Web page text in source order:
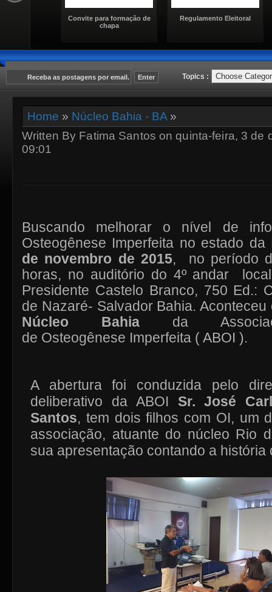
Convite para formação de
chapa
Regulamento Eleitoral
Topics :
Home » Núcleo Bahia - BA »
Written By Fatima Santos on quinta-feira, 3 de
09:01
Buscando melhorar o nível de
Osteogênese Imperfeita no estado da
de novembro de 2015,
no período
horas, no auditório do 4º andar
Presidente Castelo Branco, 750 Ed.:
de Nazaré- Salvador Bahia.
Núcleo Bahia da
de Osteogênese Imperfeita ( ABOI ).
A abertura foi conduzida pelo
deliberativo da ABOI Sr. José
Santos, tem dois filhos com OI, um
associação, atuante do núcleo Rio
sua apresentação contando a história